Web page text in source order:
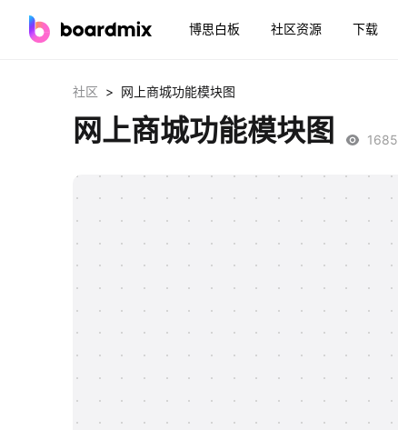
博思白板 社区资源 下载
社区 > 网上商城功能模块图
网上商城功能模块图 1685